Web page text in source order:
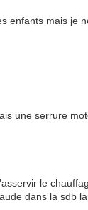
enfants mais
une serrure
le
dans la sdb